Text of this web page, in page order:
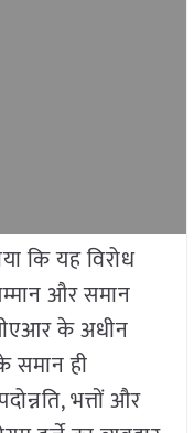
कि यह विरोध
और समान
के अधीन
समान ही
भत्तों और